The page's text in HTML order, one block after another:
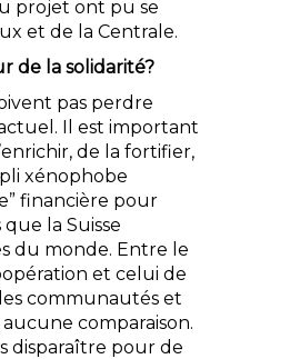
projet ont pu se
et de la Centrale.
de la solidarité?
pas perdre
Il est important
de la fortifier,
xénophobe
financière pour
la Suisse
du monde. Entre le
et celui de
communautés et
comparaison.
disparaître pour de